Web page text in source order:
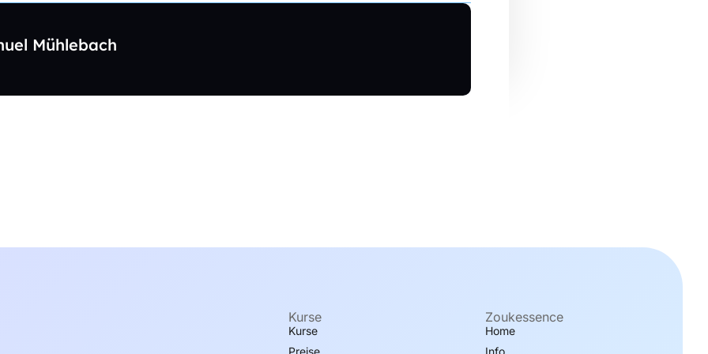
Mühlebach
Kurse
Kurse
Preise
Zoukessence
Home
Info